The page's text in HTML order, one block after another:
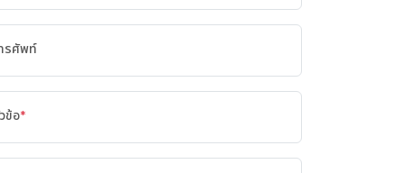
รศัพท์
ข้อ*